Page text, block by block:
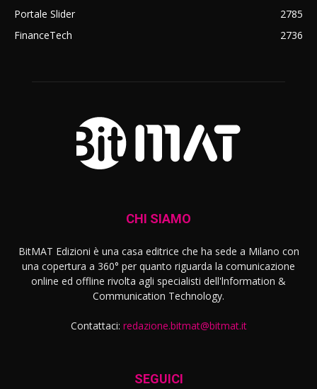
Portale Slider
2785
FinanceTech
2736
CHI SIAMO
BitMAT Edizioni è una casa editrice che ha sede a Milano con
una copertura a 360° per quanto riguarda la comunicazione
online ed offline rivolta agli specialisti dell'lnformation &
Communication Technology.
Contattaci: redazione.bitmat@bitmat.it
SEGUICI